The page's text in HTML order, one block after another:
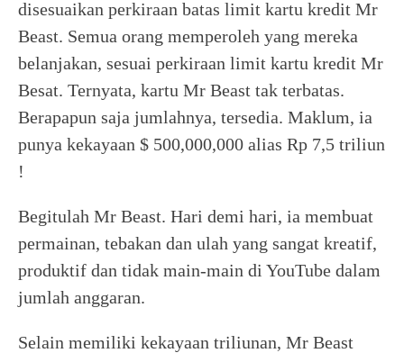
disesuaikan perkiraan batas limit kartu kredit Mr
Beast. Semua orang memperoleh yang mereka
belanjakan, sesuai perkiraan limit kartu kredit Mr
Besat. Ternyata, kartu Mr Beast tak terbatas.
Berapapun saja jumlahnya, tersedia. Maklum, ia
punya kekayaan $ 500,000,000 alias Rp 7,5 triliun
!
Begitulah Mr Beast. Hari demi hari, ia membuat
permainan, tebakan dan ulah yang sangat kreatif,
produktif dan tidak main-main di YouTube dalam
jumlah anggaran.
Selain memiliki kekayaan triliunan, Mr Beast